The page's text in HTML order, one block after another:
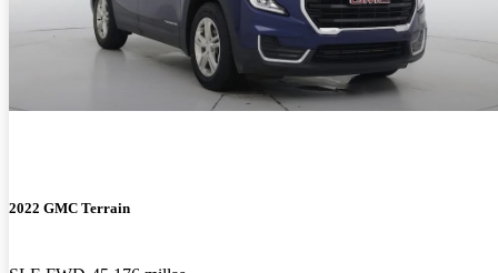
2022 GMC Terrain